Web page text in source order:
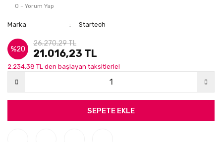
0 - Yorum Yap
Marka Startech
%20
26.270,29 TL
21.016,23 TL
2.234,38 TL den başlayan taksitlerle!
SEPETE EKLE